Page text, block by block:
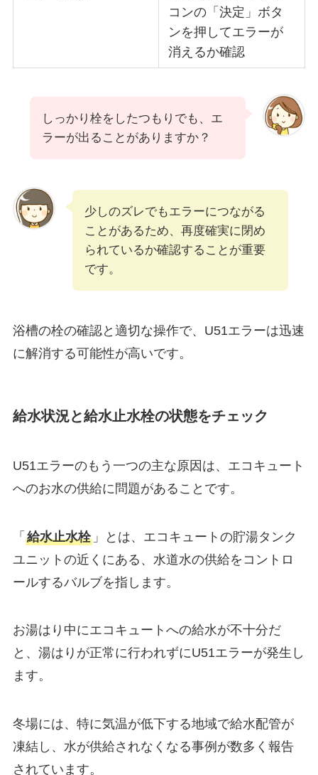
コンの「決定」ボタ
ンを押してエラーが
消えるか確認
しっかり栓をしたつもりでも、エ
ラーが出ることがありますか？
少しのズレでもエラーにつながる
ことがあるため、再度確実に閉め
られているか確認することが重要
です。
浴槽の栓の確認と適切な操作で、U51エラーは迅速
に解消する可能性が高いです。
給水状況と給水止水栓の状態をチェック
U51エラーのもう一つの主な原因は、エコキュート
へのお水の供給に問題があることです。
「 給水止水栓」とは、エコキュートの貯湯タンク
ユニットの近くにある、水道水の供給をコントロ
ールするバルブを指します。
お湯はり中にエコキュートへの給水が不十分だ
と、湯はりが正常に行われずにU51エラーが発生し
ます。
冬場には、特に気温が低下する地域で給水配管が
凍結し、水が供給されなくなる事例が数多く報告
されています。